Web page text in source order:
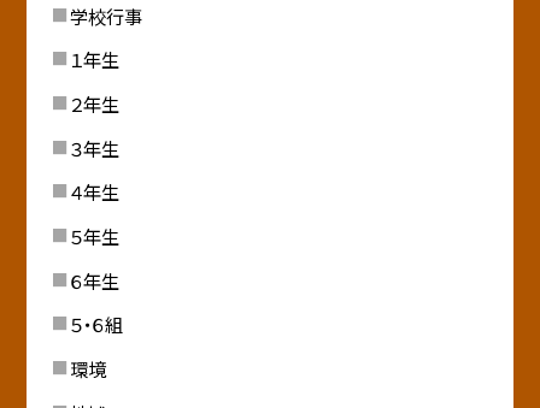
学校行事
１年生
２年生
３年生
４年生
５年生
６年生
５・６組
環境